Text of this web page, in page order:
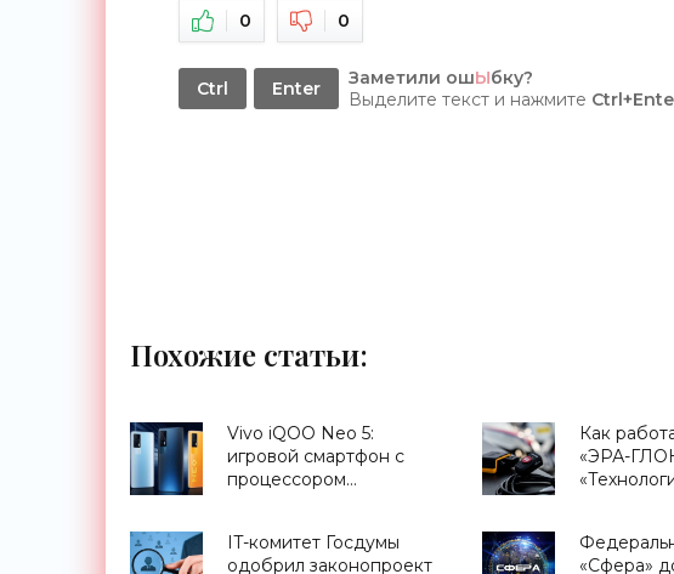
0 0
Ctrl Enter Заметили ошЫбку?
Выделите текст и нажмите
Похожие статьи:
Vivo iQOO Neo 5:
игровой смартфон с
процессором
зарядкой за $385 -
Как
«ЭРА-
IT-комитет Госдумы
одобрил законопроект
«Сфера»